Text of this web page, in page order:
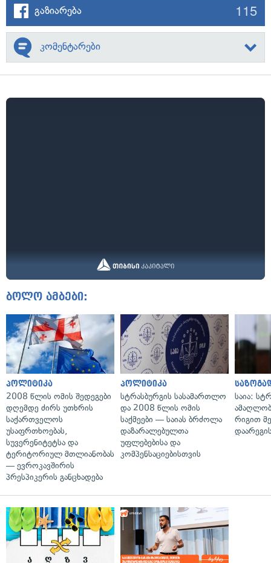
გაზიარება 115
კომენტარები
ბოლო ამბები:
პოლიტიკა
2008 წლის ომის შედეგები
დღემდე ძირს უთხრის
საქართველოს
უსაფრთხოებას,
სუვერენიტეტსა და
ტერიტორიულ მთლიანობას
— ევროკავშირის
პრესპიკერის განცხადება
პოლიტიკა
სტრასბურგის სასამართლო
და 2008 წლის ომის
საქმეები — საიას ბრძოლა
დაზარალებულთა
უფლებებისა და
კომპენსაციებისთვის
საია:
რიგით